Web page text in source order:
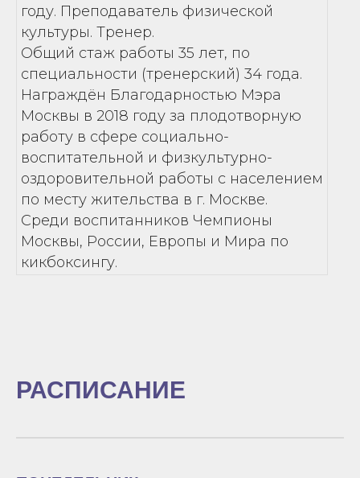
году. Преподаватель физической
культуры. Тренер.
Общий стаж работы 35 лет, по
специальности (тренерский) 34 года.
Награждён Благодарностью Мэра
Москвы в 2018 году за плодотворную
работу в сфере социально-
воспитательной и физкультурно-
оздоровительной работы с населением
по месту жительства в г. Москве.
Среди воспитанников Чемпионы
Москвы, России, Европы и Мира по
кикбоксингу.
РАСПИСАНИЕ